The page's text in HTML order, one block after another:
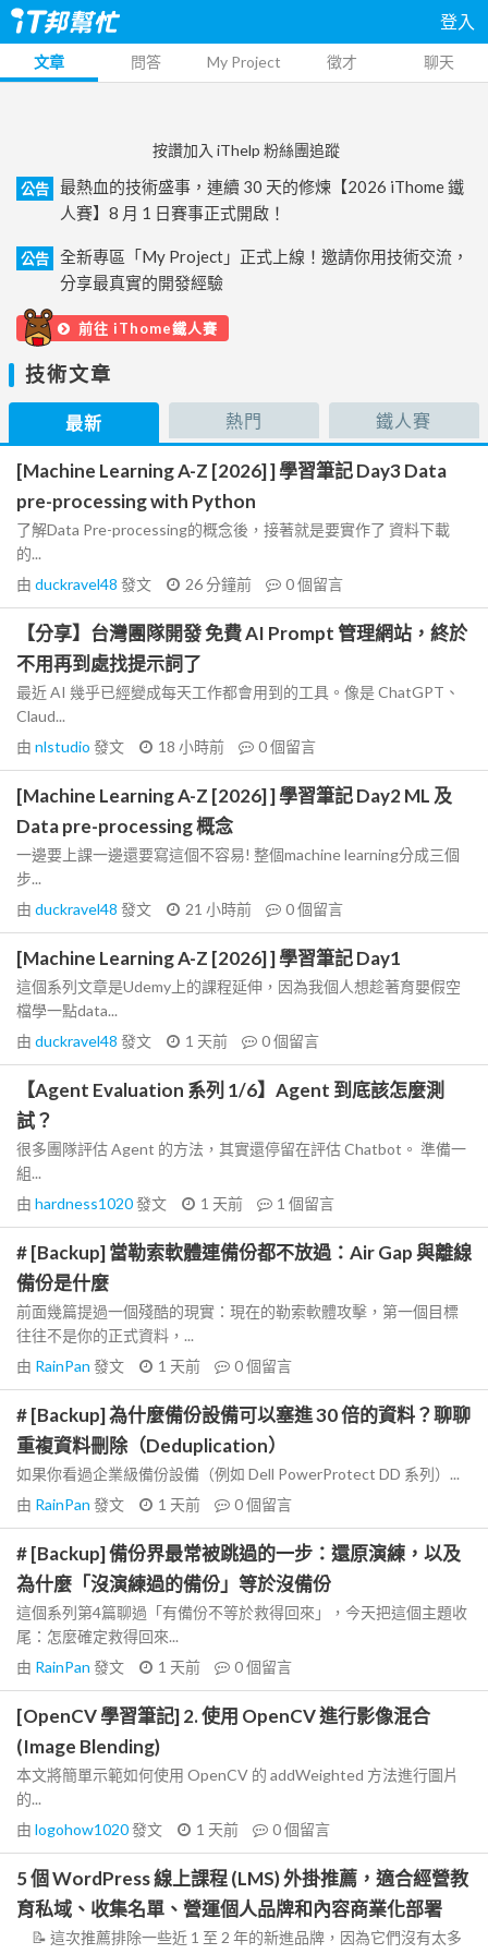
登入
文章 問答 My Project 徵才 聊天
按讚加入 iThelp 粉絲團追蹤
公告
最熱血的技術盛事，連續 30 天的修煉【2026 iThome 鐵
人賽】8 月 1 日賽事正式開啟！
公告
全新專區「My Project」正式上線！邀請你用技術交流，
分享最真實的開發經驗
前往 iThome鐵人賽
技術文章
最新 熱門 鐵人賽
[Machine Learning A-Z [2026] ] 學習筆記 Day3 Data
pre-processing with Python
了解Data Pre-processing的概念後，接著就是要實作了 資料下載
的...
由 duckravel48 發文 26 分鐘前 0個留言
【分享】台灣團隊開發 免費 AI Prompt 管理網站，終於
不用再到處找提示詞了
最近 AI 幾乎已經變成每天工作都會用到的工具。像是 ChatGPT、
Claud...
由 nlstudio 發文 18 小時前 0個留言
[Machine Learning A-Z [2026] ] 學習筆記 Day2 ML 及
Data pre-processing 概念
一邊要上課一邊還要寫這個不容易! 整個machine learning分成三個
步...
由 duckravel48 發文 21 小時前 0個留言
[Machine Learning A-Z [2026] ] 學習筆記 Day1
這個系列文章是Udemy上的課程延伸，因為我個人想趁著育嬰假空
檔學一點data...
由 duckravel48 發文 1 天前 0個留言
【Agent Evaluation 系列 1/6】Agent 到底該怎麼測
試？
很多團隊評估 Agent 的方法，其實還停留在評估 Chatbot。 準備一
組...
由 hardness1020發文 1 天前 1 個留言
# [Backup] 當勒索軟體連備份都不放過：Air Gap 與離線
備份是什麼
前面幾篇提過一個殘酷的現實：現在的勒索軟體攻擊，第一個目標
往往不是你的正式資料，...
由 RainPan 發文 1 天前 0個留言
# [Backup] 為什麼備份設備可以塞進 30 倍的資料？聊聊
重複資料刪除（Deduplication）
如果你看過企業級備份設備（例如 Dell PowerProtect DD 系列）...
由 RainPan 發文 1 天前 0個留言
# [Backup] 備份界最常被跳過的一步：還原演練，以及
為什麼「沒演練過的備份」等於沒備份
這個系列第4篇聊過「有備份不等於救得回來」，今天把這個主題收
尾：怎麼確定救得回來...
由 RainPan 發文 1 天前 0個留言
[OpenCV 學習筆記] 2. 使用 OpenCV 進行影像混合
(Image Blending)
本文將簡單示範如何使用 OpenCV 的 addWeighted 方法進行圖片
的...
由 logohow1020發文 1 天前 0個留言
5 個 WordPress 線上課程 (LMS) 外掛推薦，適合經營教
育私域、收集名單、營運個人品牌和內容商業化部署
📝 這次推薦排除一些近 1 至 2 年的新進品牌，因為它們沒有太多